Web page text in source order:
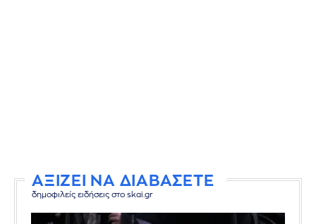
ΑΞΙΖΕΙ ΝΑ ΔΙΑΒΑΣΕΤΕ
δημοφιλείς ειδήσεις στο skai.gr